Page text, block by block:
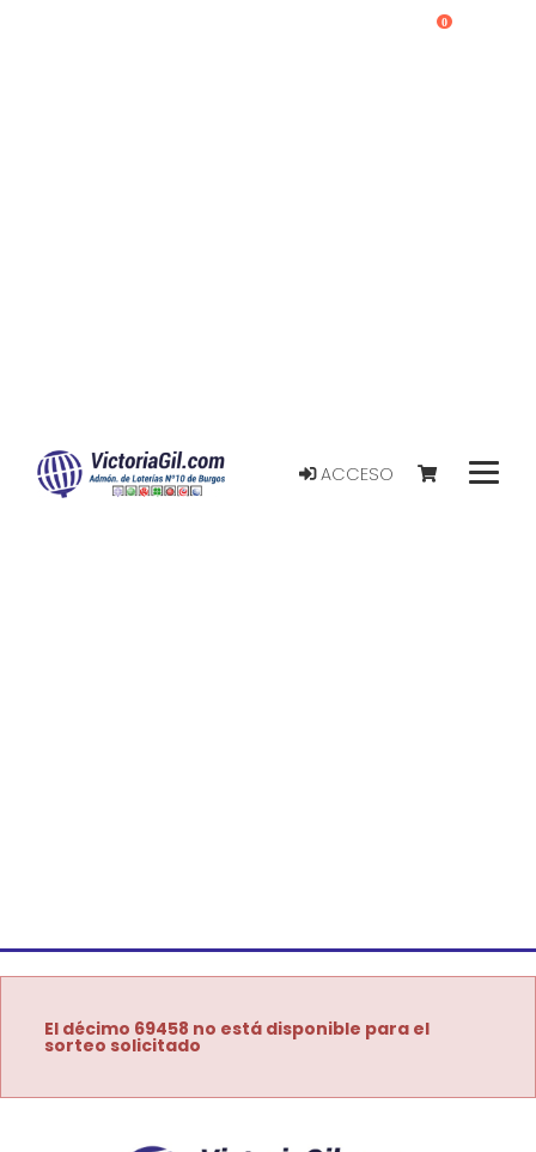
ACCESO
0
El décimo 69458 no está disponible para el
sorteo solicitado